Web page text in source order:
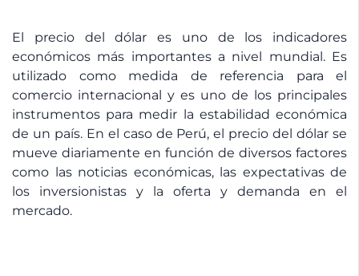
El precio del dólar es uno de los indicadores
económicos más importantes a nivel mundial. Es
utilizado como medida de referencia para el
comercio internacional y es uno de los principales
instrumentos para medir la estabilidad económica
de un país. En el caso de Perú, el precio del dólar se
mueve diariamente en función de diversos factores
como las noticias económicas, las expectativas de
los inversionistas y la oferta y demanda en el
mercado.